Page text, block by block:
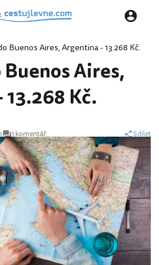
Buenos Aires, Argentina - 13.268 Kč.
Aires,
Kč.
1 komentář Sdílet